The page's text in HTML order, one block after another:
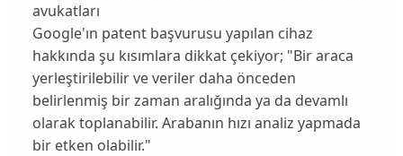
avukatları
Google'ın patent başvurusu yapılan cihaz
hakkında şu kısımlara dikkat çekiyor; "Bir araca
yerleştirilebilir ve veriler daha önceden
belirlenmiş bir zaman aralığında ya da devamlı
olarak toplanabilir. Arabanın hızı analiz yapmada
bir etken olabilir."